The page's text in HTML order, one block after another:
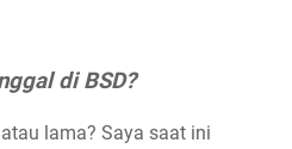
di BSD?
lama? Saya saat ini